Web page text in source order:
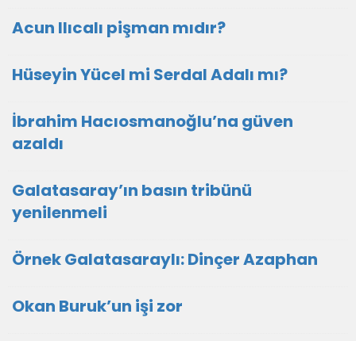
Acun Ilıcalı pişman mıdır?
Hüseyin Yücel mi Serdal Adalı mı?
İbrahim Hacıosmanoğlu’na güven
azaldı
Galatasaray’ın basın tribünü
yenilenmeli
Örnek Galatasaraylı: Dinçer Azaphan
Okan Buruk’un işi zor